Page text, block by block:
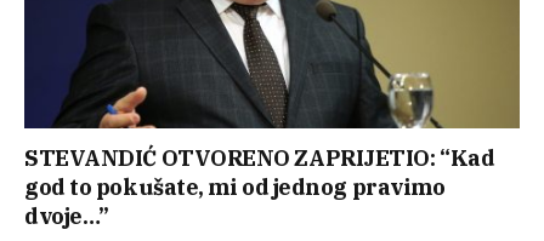
STEVANDIĆ OTVORENO ZAPRIJETIO: “Kad
god to pokušate, mi od jednog pravimo
dvoje…”